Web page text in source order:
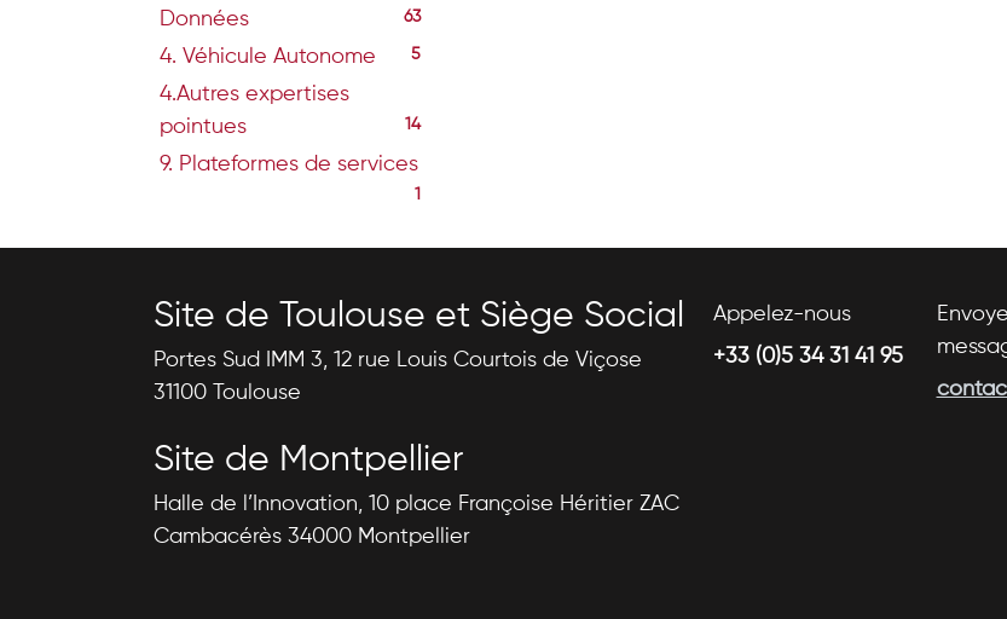
Données
63
4. Véhicule Autonome 5
4.Autres expertises
pointues
14
9. Plateformes de services
1
Site de Toulouse et Siège Social
Portes Sud IMM 3, 12 rue Louis Courtois de Viçose
31100 Toulouse
Site de Montpellier
Halle de l’Innovation, 10 place Françoise Héritier ZAC
Cambacérès 34000 Montpellier
Appelez-nous
+33 (0)5 34 31 41 95